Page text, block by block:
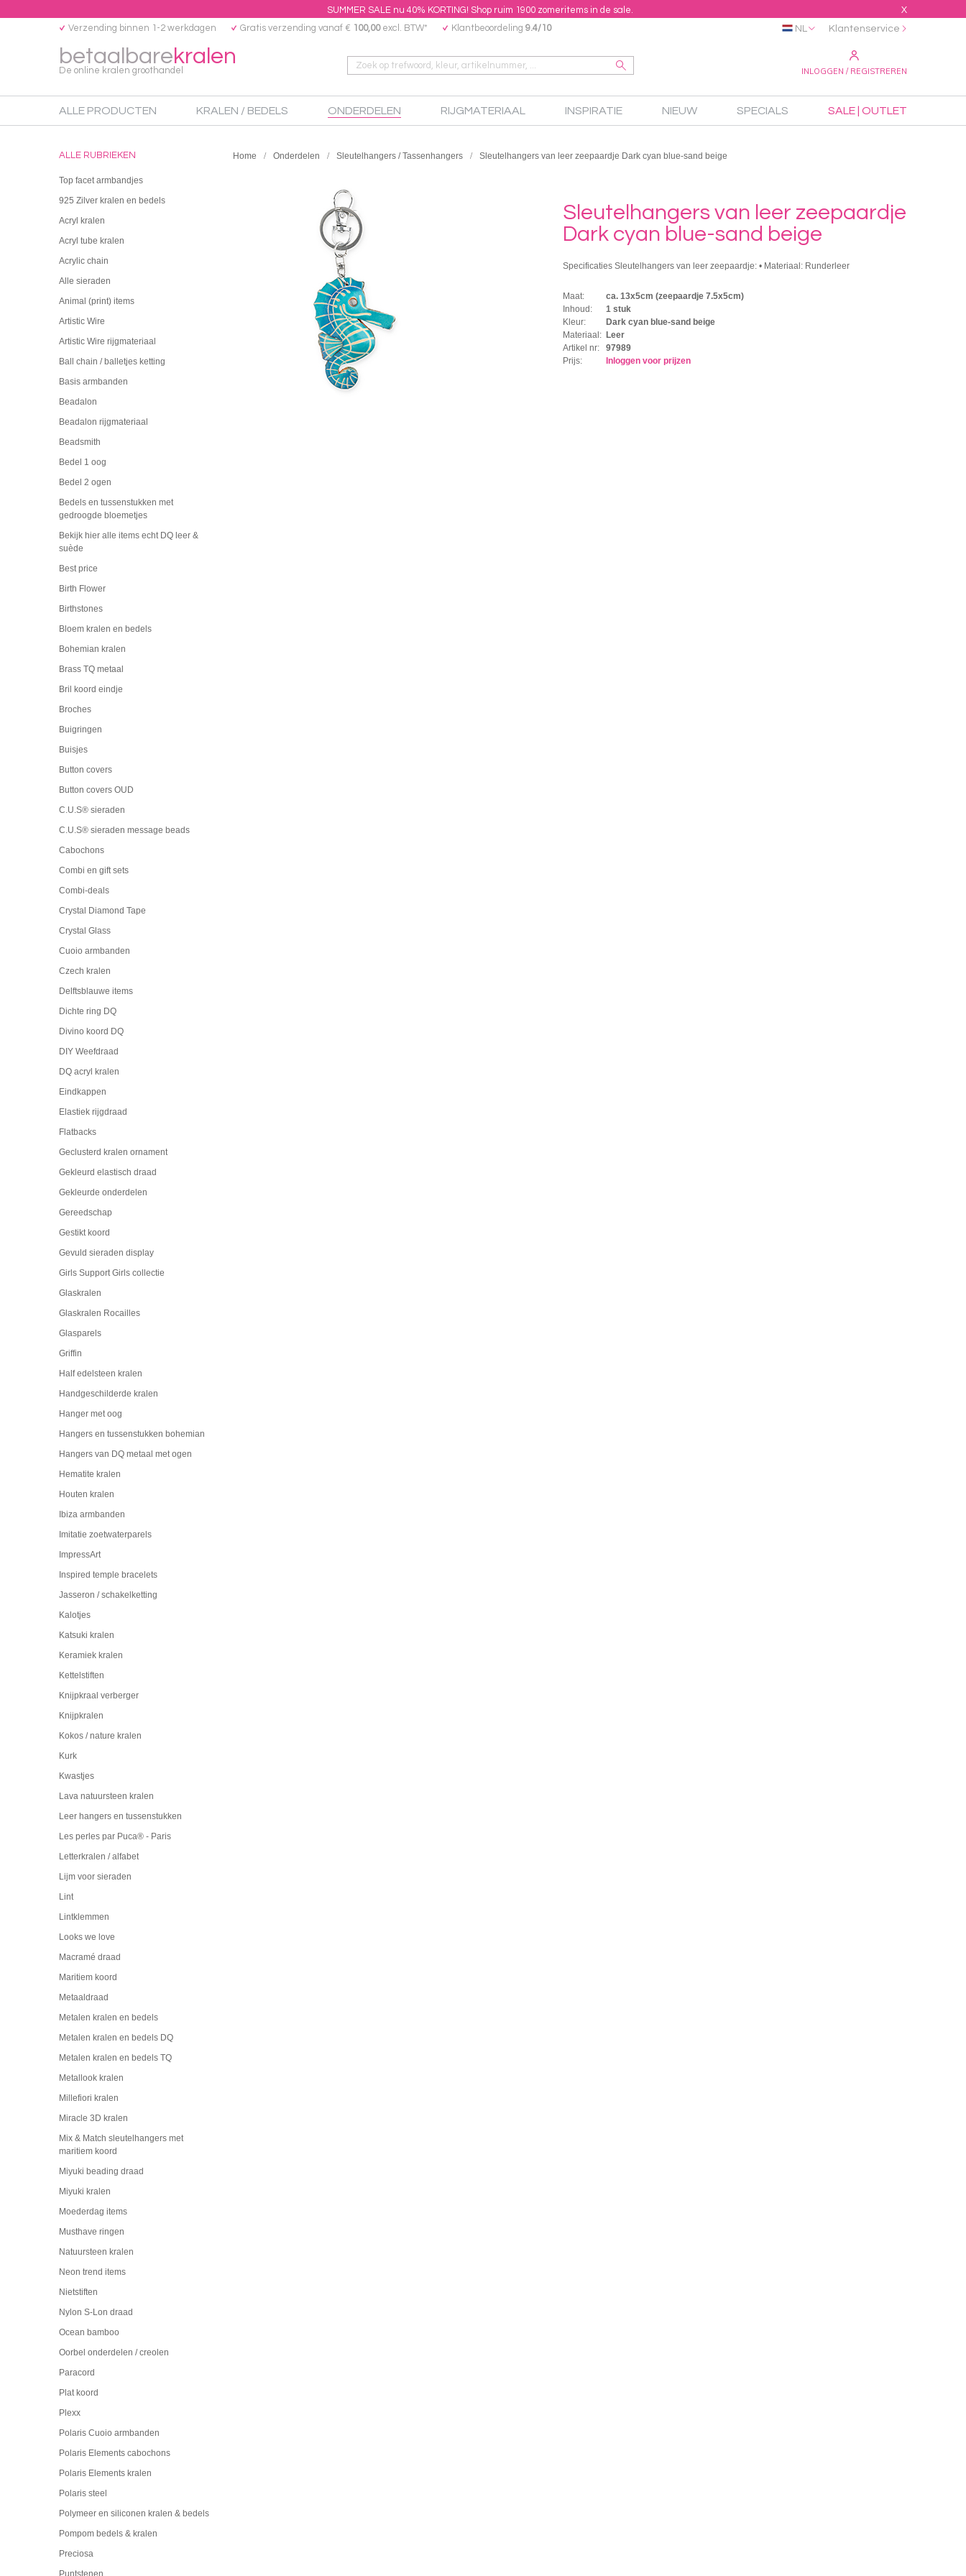
SUMMER SALE nu 40% KORTING! Shop ruim 1900 zomeritems in de sale. X
betaalbarekralen
De online kralen groothandel
Verzending binnen 1-2 werkdagen Gratis verzending vanaf € 100,00excl. BTW* Klantbeoordeling 9.4/10
INLOGGEN / REGISTREREN
NL Klantenservice
ALLE PRODUCTEN KRALEN / BEDELS ONDERDELEN RIJGMATERIAAL INSPIRATIE NIEUW SPECIALS SALE | OUTLET
ALLE RUBRIEKEN
Top facet armbandjes
925 Zilver kralen en bedels
Acryl kralen
Acryl tube kralen
Acrylic chain
Alle sieraden
Animal (print) items
Artistic Wire
Artistic Wire rijgmateriaal
Ball chain / balletjes ketting
Basis armbanden
Beadalon
Beadalon rijgmateriaal
Beadsmith
Bedel 1 oog
Bedel 2 ogen
Bedels en tussenstukken met
gedroogde bloemetjes
Bekijk hier alle items echt DQ leer &
suède
Best price
Birth Flower
Birthstones
Bloem kralen en bedels
Bohemian kralen
Brass TQ metaal
Bril koord eindje
Broches
Buigringen
Buisjes
Button covers
Button covers OUD
C.U.S® sieraden
C.U.S® sieraden message beads
Cabochons
Combi en gift sets
Combi-deals
Crystal Diamond Tape
Crystal Glass
Cuoio armbanden
Czech kralen
Delftsblauwe items
Dichte ring DQ
Divino koord DQ
DIY Weefdraad
DQ acryl kralen
Eindkappen
Elastiek rijgdraad
Flatbacks
Geclusterd kralen ornament
Gekleurd elastisch draad
Gekleurde onderdelen
Gereedschap
Gestikt koord
Gevuld sieraden display
Girls Support Girls collectie
Glaskralen
Glaskralen Rocailles
Glasparels
Griffin
Half edelsteen kralen
Handgeschilderde kralen
Hanger met oog
Hangers en tussenstukken bohemian
Hangers van DQ metaal met ogen
Hematite kralen
Houten kralen
Ibiza armbanden
Imitatie zoetwaterparels
ImpressArt
Inspired temple bracelets
Jasseron / schakelketting
Kalotjes
Katsuki kralen
Keramiek kralen
Kettelstiften
Knijpkraal verberger
Knijpkralen
Kokos / nature kralen
Kurk
Kwastjes
Lava natuursteen kralen
Leer hangers en tussenstukken
Les perles par Puca® - Paris
Letterkralen / alfabet
Lijm voor sieraden
Lint
Lintklemmen
Looks we love
Macramé draad
Maritiem koord
Metaaldraad
Metalen kralen en bedels
Metalen kralen en bedels DQ
Metalen kralen en bedels TQ
Metallook kralen
Millefiori kralen
Miracle 3D kralen
Mix & Match sleutelhangers met
maritiem koord
Miyuki beading draad
Miyuki kralen
Moederdag items
Musthave ringen
Natuursteen kralen
Neon trend items
Nietstiften
Nylon S-Lon draad
Ocean bamboo
Oorbel onderdelen / creolen
Paracord
Plat koord
Plexx
Polaris Cuoio armbanden
Polaris Elements cabochons
Polaris Elements kralen
Polaris steel
Polymeer en siliconen kralen & bedels
Pompom bedels & kralen
Preciosa
Puntstenen
Home Onderdelen Sleutelhangers / Tassenhangers Sleutelhangers van leer zeepaardje Dark cyan blue-sand beige
Sleutelhangers van leer zeepaardje
Dark cyan blue-sand beige
Specificaties Sleutelhangers van leer zeepaardje: • Materiaal: Runderleer
Maat:
ca. 13x5cm (zeepaardje 7.5x5cm)
Inhoud:
1 stuk
Kleur:
Dark cyan blue-sand beige
Materiaal: Leer
Artikel nr:
97989
Prijs:
Inloggen voor prijzen